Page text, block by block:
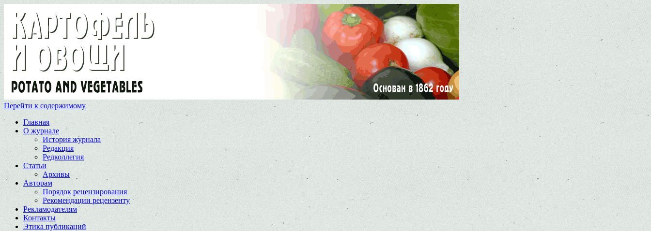
Перейти к содержимому
Главная
О журнале
История журнала
Редакция
Редколлегия
Статьи
Архивы
Авторам
Порядок рецензирования
Рекомендации рецензенту
Рекламодателям
Контакты
Этика публикаций